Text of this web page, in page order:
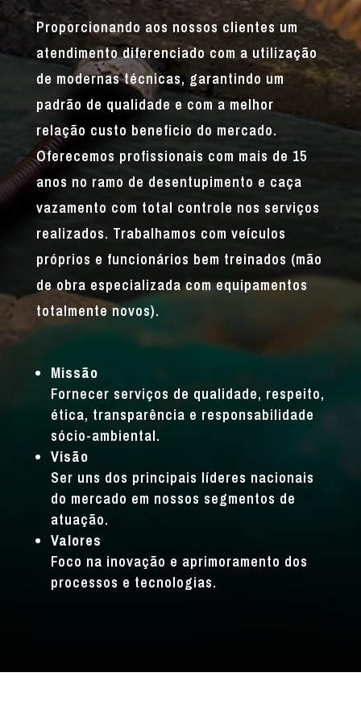
Proporcionando aos nossos clientes um
atendimento diferenciado com a utilização
de modernas técnicas, garantindo um
padrão de qualidade e com a melhor
relação custo beneficio do mercado.
Oferecemos profissionais com mais de 15
anos no ramo de desentupimento e caça
vazamento com total controle nos serviços
realizados. Trabalhamos com veículos
próprios e funcionários bem treinados (mão
de obra especializada com equipamentos
totalmente novos).
Missão
Fornecer serviços de qualidade, respeito,
ética, transparência e responsabilidade
sócio-ambiental.
Visão
Ser uns dos principais líderes nacionais
do mercado em nossos segmentos de
atuação.
Valores
Foco na inovação e aprimoramento dos
processos e tecnologias.